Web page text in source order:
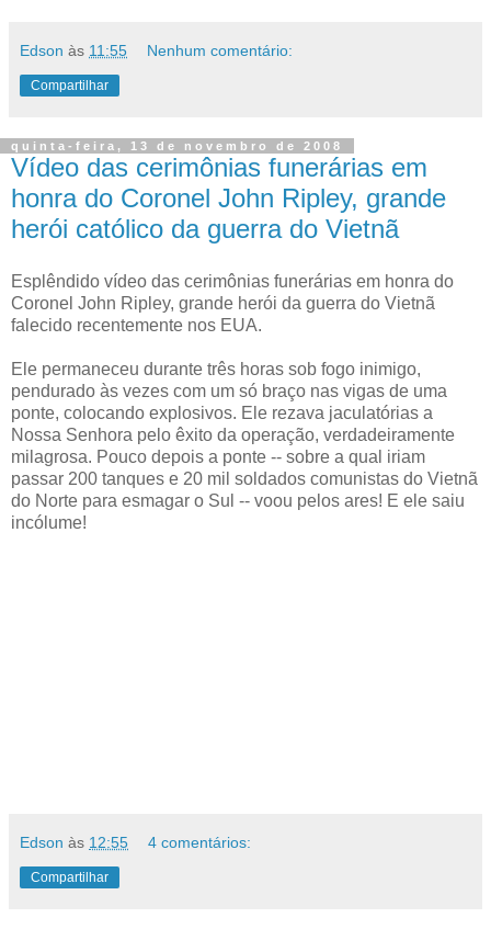
Edson às 11:55 Nenhum comentário:
Compartilhar
quinta-feira, 13 de novembro de 2008
Vídeo das cerimônias funerárias em
honra do Coronel John Ripley, grande
herói católico da guerra do Vietnã
Esplêndido vídeo das cerimônias funerárias em honra do
Coronel John Ripley, grande herói da guerra do Vietnã
falecido recentemente nos EUA.
Ele permaneceu durante três horas sob fogo inimigo,
pendurado às vezes com um só braço nas vigas de uma
ponte, colocando explosivos. Ele rezava jaculatórias a
Nossa Senhora pelo êxito da operação, verdadeiramente
milagrosa. Pouco depois a ponte -- sobre a qual iriam
passar 200 tanques e 20 mil soldados comunistas do Vietnã
do Norte para esmagar o Sul -- voou pelos ares! E ele saiu
incólume!
Edson às 12:55 4 comentários:
Compartilhar